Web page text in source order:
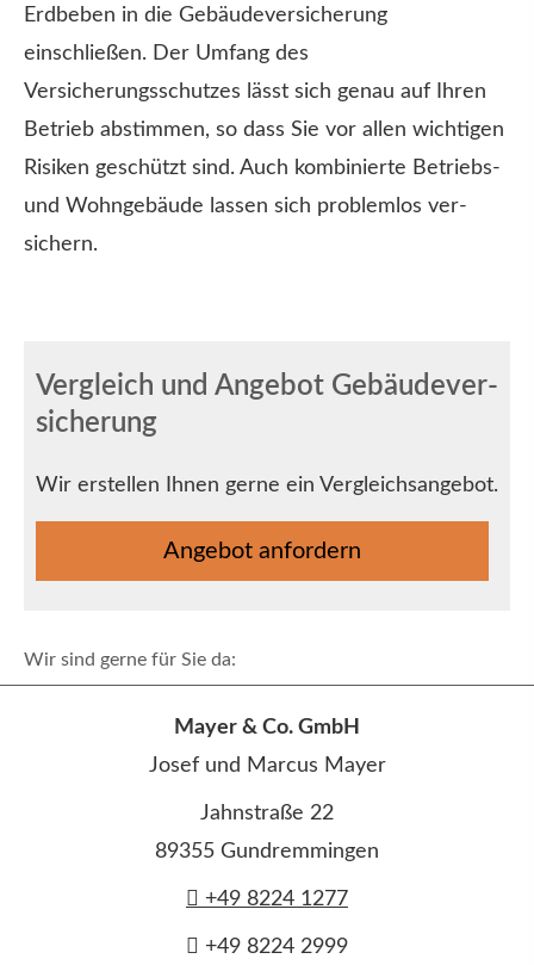
Erdbeben in die Ge­bäude­ver­si­che­rung
einschließen. Der Umfang des
Versicherungsschutzes lässt sich genau auf Ihren
Betrieb abstimmen, so dass Sie vor allen wichtigen
Risiken geschützt sind. Auch kombinierte Betriebs-
und Wohngebäude lassen sich problemlos ver­
sichern.
Vergleich und Angebot Ge­bäude­ver­
si­che­rung
Wir erstellen Ihnen gerne ein Vergleichsangebot.
An­ge­bot an­for­dern
Wir sind gerne für Sie da:
Mayer & Co. GmbH
Josef und Marcus Mayer
Jahnstraße 22
89355 Gundremmingen
+49 8224 1277
+49 8224 2999